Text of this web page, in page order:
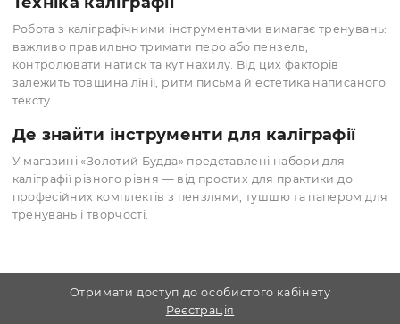
призначений для письма без розтікання чорнила
навчальні матеріали: буклети, зразки алфавітів,
розлінований папір для тренувань
допоміжне приладдя: тримачі для пір’я, лінійки,
пенали, серветки для очищення
Види каліграфічних наборів
Базові — оптимальні для новачків, містять лише
необхідний мінімум
Подарункові — мають вишукане оформлення,
Професійні — розширені комплекти з різними
тушшю та папером